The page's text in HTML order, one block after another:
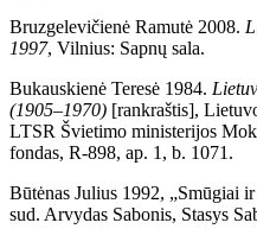
Bruzgelevičienė Ramutė 2008.
1997, Vilnius: Sapnų sala.
Bukauskienė Teresė 1984.
(1905–1970) [rankraštis],
LTSR Švietimo ministerijos
fondas, R-898, ap. 1, b. 1071.
Būtėnas Julius 1992, „Smūgiai
sud. Arvydas Sabonis, Stasys